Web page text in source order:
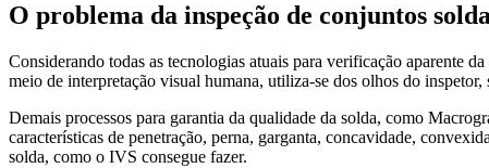
O problema da inspeção de conjuntos
Considerando todas as tecnologias atuais para verificação aparente
meio de interpretação visual humana, utiliza-se dos olhos do
Demais processos para garantia da qualidade da solda, como
características de penetração, perna, garganta, concavidade,
solda, como o IVS consegue fazer.